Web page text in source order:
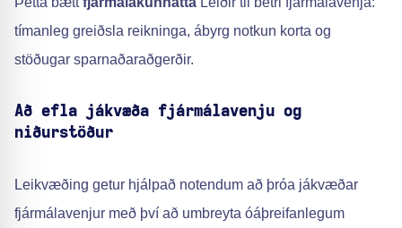
tímanleg greiðsla reikninga, ábyrg notkun korta og
stöðugar sparnaðaraðgerðir.
Að efla jákvæða fjármálavenju og
niðurstöður
Leikvæðing getur hjálpað notendum að þróa jákvæðar
fjármálavenjur með því að umbreyta óáþreifanlegum